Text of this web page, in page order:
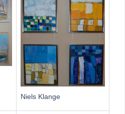
Niels Klange